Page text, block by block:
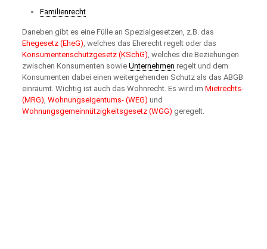
Familienrecht
Daneben gibt es eine Fülle an Spezialgesetzen, z.B. das
Ehegesetz (EheG) , welches das Eherecht regelt oder das
Konsumentenschutzgesetz (KSchG) , welches die Beziehungen
zwischen Konsumenten sowie Unternehmen regelt und dem
Konsumenten dabei einen weitergehenden Schutz als das ABGB
einräumt. Wichtig ist auch das Wohnrecht. Es wird im Mietrechts-
(MRG) Wohnungseigentums- (WEG) und
Wohnungsgemeinnützigkeitsgesetz (WGG) geregelt.